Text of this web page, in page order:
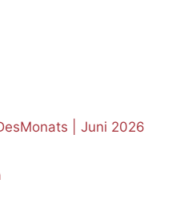
| Juni 2026